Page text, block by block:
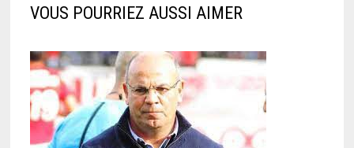
VOUS POURRIEZ AUSSI AIMER